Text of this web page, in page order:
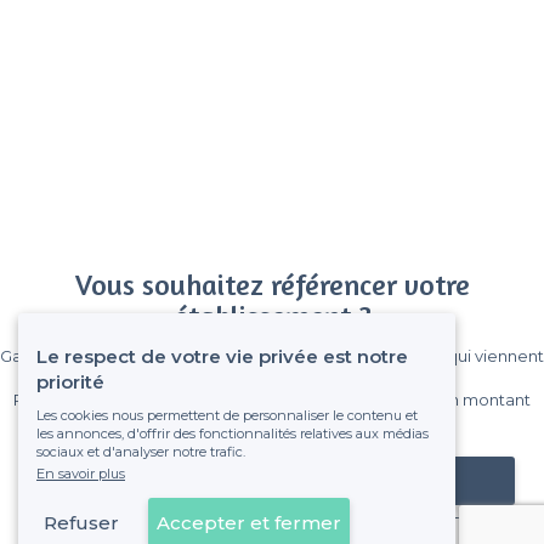
Vous souhaitez référencer votre
établissement ?
Gagnez de nombreux clients parmi le million de visiteurs qui viennent
Pas de commissions et sans engagement, vous payez un montant
fixe sans risque de voir déraper la facture.
Référencer mon établissement
Le respect de votre vie privée est notre
priorité
Les cookies nous permettent de personnaliser le contenu et
les annonces, d'offrir des fonctionnalités relatives aux médias
sociaux et d'analyser notre trafic.
En savoir plus
Refuser Accepter et fermer